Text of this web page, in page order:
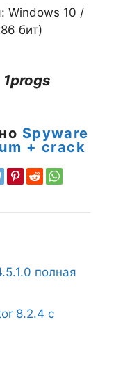
Windows 10 /
бит)
1progs
Spyware
+ crack
полная
8.2.4 с